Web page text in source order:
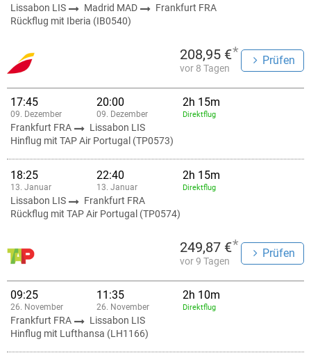
Lissabon LIS Madrid MAD
Frankfurt FRA
Rückflug mit Iberia (IB0540)
208,95 €*
vor 8 Tagen
Prüfen
17:45
09. Dezember
20:00
09. Dezember
2h 15m
Direktflug
Frankfurt FRA
Lissabon LIS
Hinflug mit TAP Air Portugal (TP0573)
18:25
13. Januar
22:40
13. Januar
2h 15m
Direktflug
Lissabon LIS
Frankfurt FRA
Rückflug mit TAP Air Portugal (TP0574)
249,87 €*
vor 9 Tagen
Prüfen
09:25
26. November
11:35
26. November
2h 10m
Direktflug
Frankfurt FRA
Lissabon LIS
Hinflug mit Lufthansa (LH1166)